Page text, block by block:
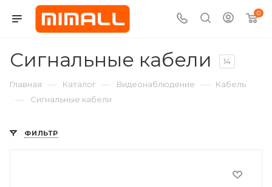
0
Сигнальные кабели 14
Главная — Каталог — Видеонаблюдение — Кабель
— Сигнальные кабели
ФИЛЬТР